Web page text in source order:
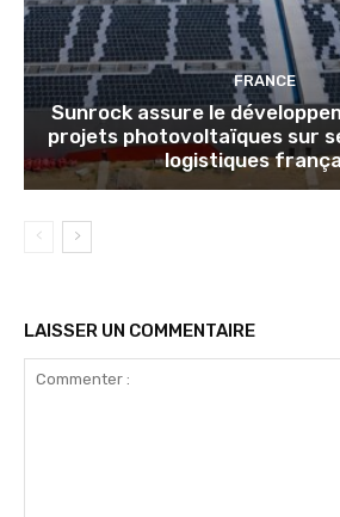
FRANCE
Sunrock assure le
projets photovoltaïques sur
logistiques
LAISSER UN COMMENTAIRE